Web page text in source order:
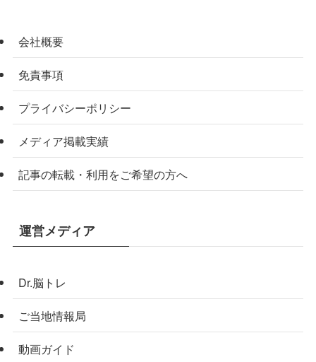
会社概要
免責事項
プライバシーポリシー
メディア掲載実績
記事の転載・利用をご希望の方へ
運営メディア
Dr.脳トレ
ご当地情報局
動画ガイド